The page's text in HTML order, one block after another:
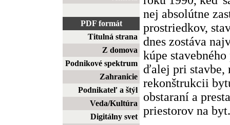
PDF formát
Titulná strana
Z domova
Podnikové spektrum
Zahranicie
Podnikateľ a štýl
Veda/Kultúra
Digitálny svet
nej absolútne
prostriedkov,
dnes zostáva
kúpe
ďalej pri stavbe,
rekonštrukcii
obstaraní a
priestorov na byt.